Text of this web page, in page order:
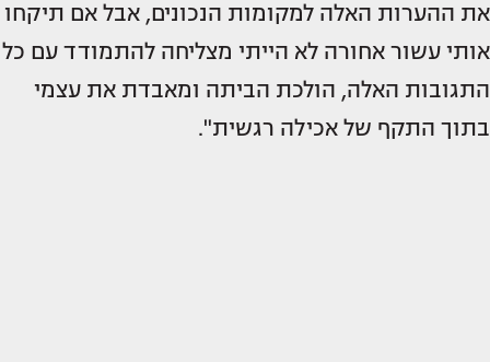
את ההערות האלה למקומות הנכונים, אבל אם תיקחו
אותי עשור אחורה לא הייתי מצליחה להתמודד עם כל
התגובות האלה, הולכת הביתה ומאבדת את עצמי
בתוך התקף של אכילה רגשית".